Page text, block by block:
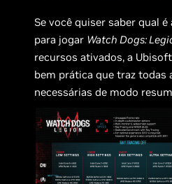
Se você quiser saber qual
para jogar Watch Dogs:
recursos ativados, a
bem prática que traz todas
necessárias de modo